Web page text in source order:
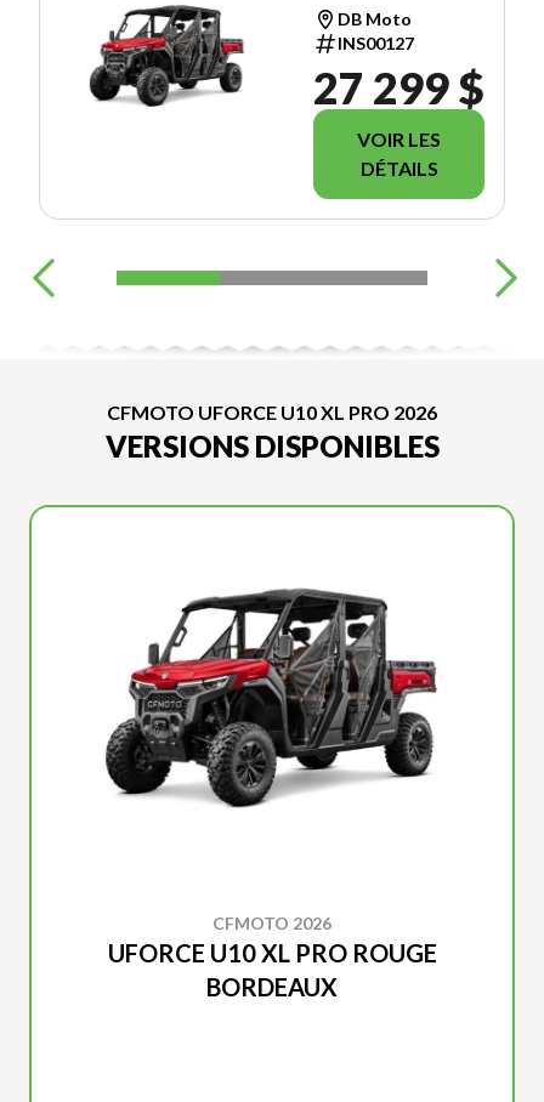
DB Moto
INS00127
27 299 $
VOIR LES
DÉTAILS
CFMOTO UFORCE U10 XL PRO 2026
VERSIONS DISPONIBLES
CFMOTO 2026
UFORCE U10 XL PRO ROUGE
BORDEAUX